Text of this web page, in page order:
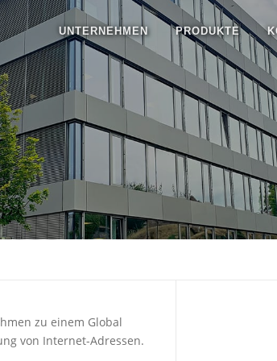
UNTERNEHMEN PRODUKTE
zu einem Global
von Internet-Adressen.